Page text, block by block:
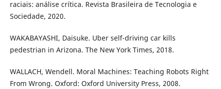
raciais: análise crítica. Revista Brasileira de Tecnologia e
Sociedade, 2020.
WAKABAYASHI, Daisuke. Uber self-driving car kills
pedestrian in Arizona. The New York Times, 2018.
WALLACH, Wendell. Moral Machines: Teaching Robots Right
From Wrong. Oxford: Oxford University Press, 2008.